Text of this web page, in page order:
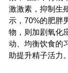
激激素，抑制生
示，70%的肥胖
物，则加剧氧化
动、均衡饮食的
助提升精子活力。